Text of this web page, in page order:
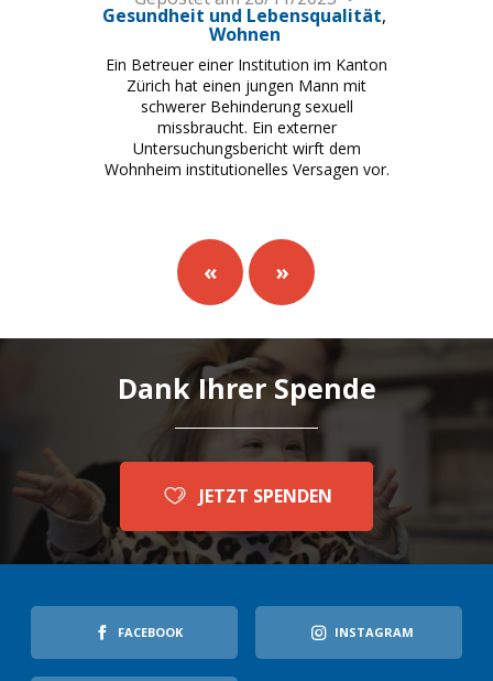
Gesundheit und Lebensqualität
Wohnen
Ein Betreuer einer Institution im Kanton
Zürich hat einen jungen Mann mit
schwerer Behinderung sexuell
missbraucht. Ein externer
Untersuchungsbericht wirft dem
Wohnheim institutionelles Versagen vor.
« »
Dank Ihrer Spende
JETZT SPENDEN
FACEBOOK INSTAGRAM